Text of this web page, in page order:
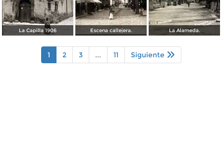
La Capilla 1906 Escena callejera. La Alameda.
1 2 3 ... 11 Siguiente